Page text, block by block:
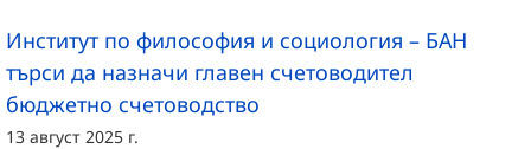
Институт по философия и социология – БАН
търси да назначи главен счетоводител
бюджетно счетоводство
13 август 2025 г.